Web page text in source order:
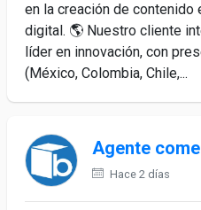
en la creación de contenido
digital. 🌎 Nuestro cliente
líder en innovación, con
(México, Colombia, Chile,...
Agente
Hace 2 días